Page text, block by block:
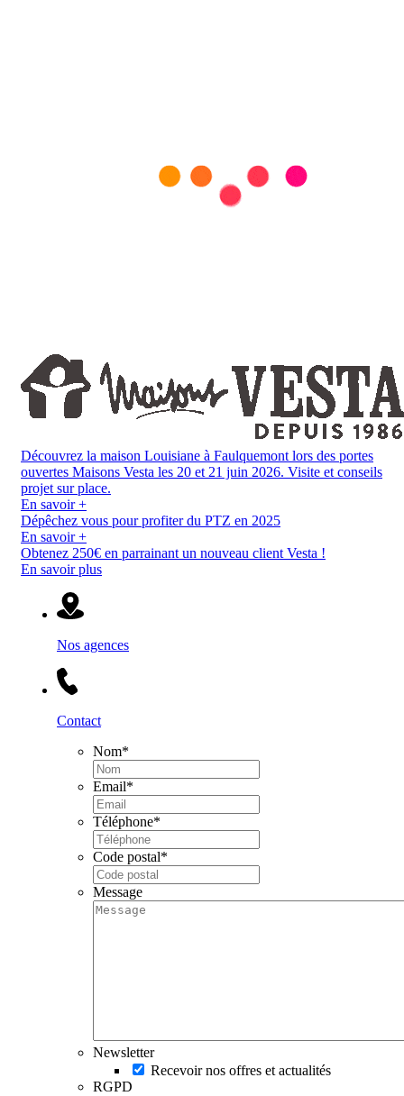
Découvrez la maison Louisiane à Faulquemont lors des portes
ouvertes Maisons Vesta les 20 et 21 juin 2026. Visite et conseils
projet sur place.
En savoir +
Dépêchez vous pour profiter du PTZ en 2025
En savoir +
Obtenez 250€ en parrainant un nouveau client Vesta !
En savoir plus
Nos agences
Contact
Nom*
Email*
Téléphone*
Code postal*
Message
Newsletter
Recevoir nos offres et actualités
RGPD